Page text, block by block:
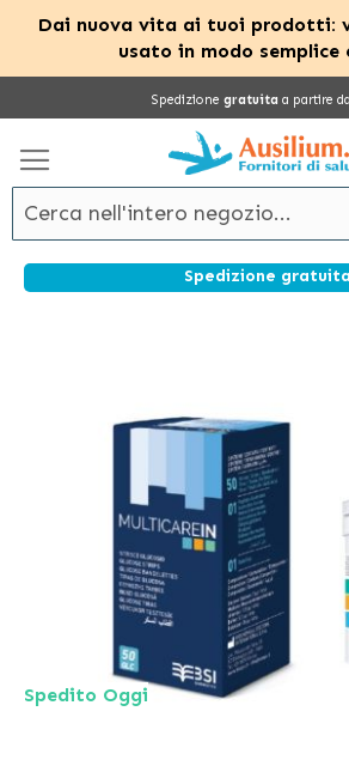
Dai nuova vita ai tuoi prodotti:
usato in modo semplice
Spedizione gratuita a partire
Spedito Oggi
Spedizione gratuita